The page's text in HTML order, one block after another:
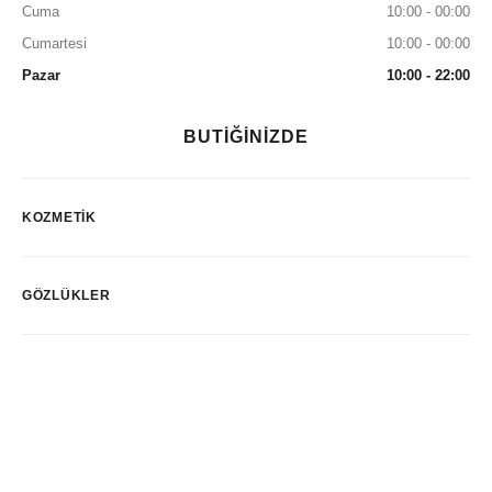
Cuma
10:00 - 00:00
Cumartesi
10:00 - 00:00
Pazar
10:00 - 22:00
BUTİĞİNİZDE
KOZMETIK
GÖZLÜKLER